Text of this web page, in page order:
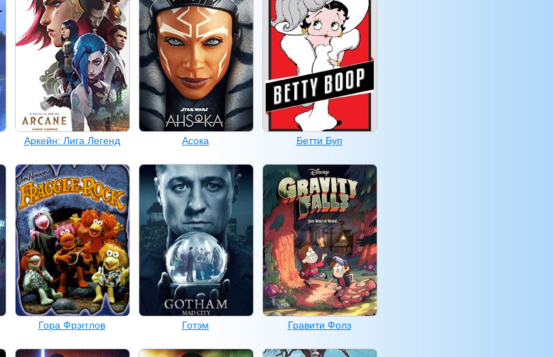
Аркейн: Лига Легенд Асока Бетти Буп
Гора Фрэгглов Готэм Гравити Фолз